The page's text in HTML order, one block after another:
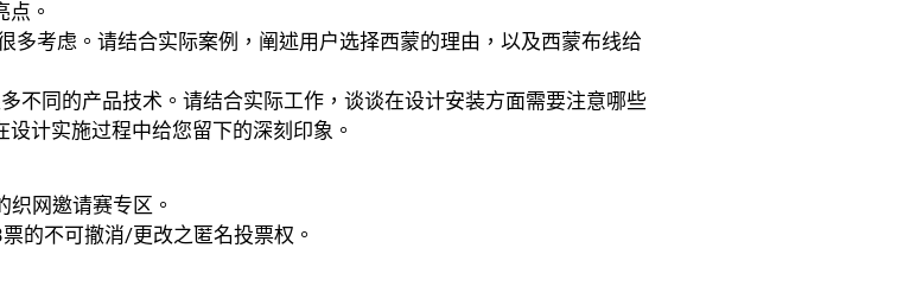
。
考虑。请结合实际案例，阐述用户选择西蒙的理由，以及西蒙布线给
不同的产品技术。请结合实际工作，谈谈在设计安装方面需要注意哪些
计实施过程中给您留下的深刻印象。
网邀请赛专区。
的不可撤消/更改之匿名投票权。